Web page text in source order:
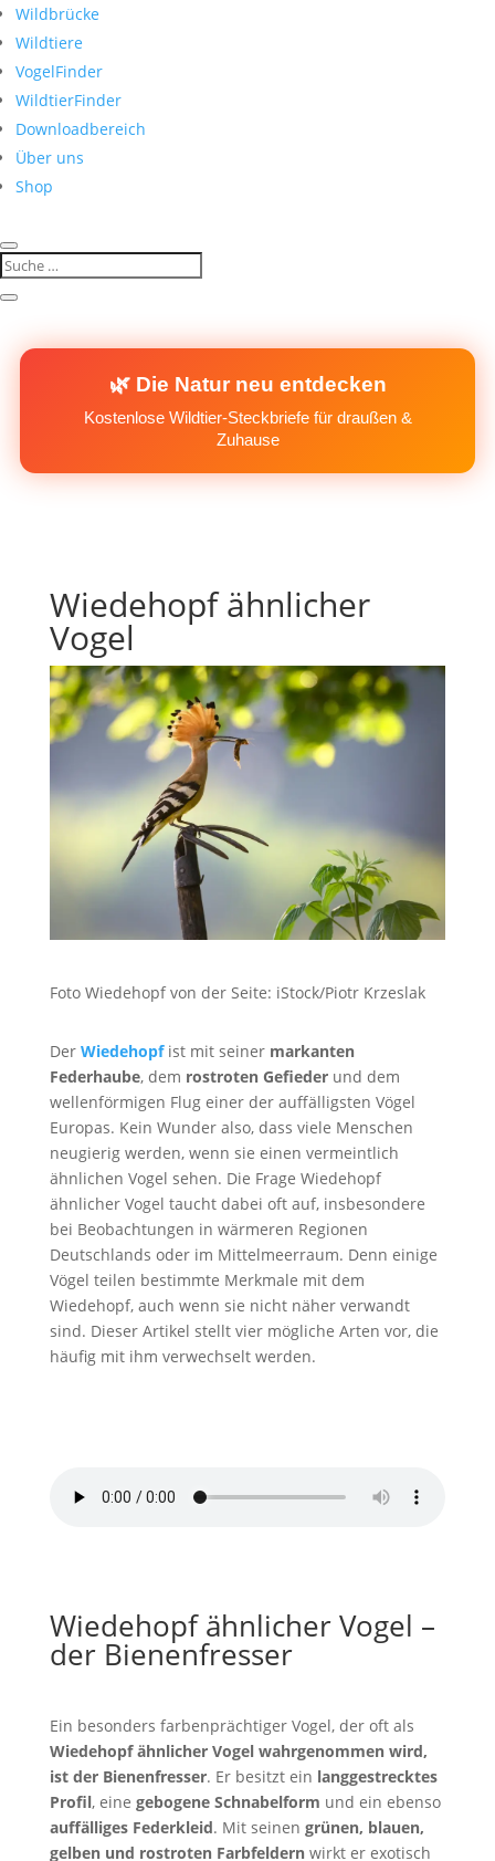
Wildbrücke
Wildtiere
VogelFinder
WildtierFinder
Downloadbereich
Über uns
Shop
🌿 Die Natur neu entdecken
Kostenlose Wildtier-Steckbriefe für draußen &
Zuhause
Wiedehopf ähnlicher
Vogel
Foto Wiedehopf von der Seite: iStock/Piotr Krzeslak
Der Wiedehopf ist mit seiner markanten
Federhaube, dem rostroten Gefiederund dem
wellenförmigen Flug einer der auffälligsten Vögel
Europas. Kein Wunder also, dass viele Menschen
neugierig werden, wenn sie einen vermeintlich
ähnlichen Vogel sehen. Die Frage Wiedehopf
ähnlicher Vogel taucht dabei oft auf, insbesondere
bei Beobachtungen in wärmeren Regionen
Deutschlands oder im Mittelmeerraum. Denn einige
Vögel teilen bestimmte Merkmale mit dem
Wiedehopf, auch wenn sie nicht näher verwandt
sind. Dieser Artikel stellt vier mögliche Arten vor, die
häufig mit ihm verwechselt werden.
Wiedehopf ähnlicher Vogel –
der Bienenfresser
Ein besonders farbenprächtiger Vogel, der oft als
Wiedehopf ähnlicher Vogel wahrgenommen wird,
ist der Bienenfresser. Er besitzt ein langgestrecktes
Profil, eine gebogene Schnabelform und ein ebenso
auffälliges Federkleid. Mit seinen grünen, blauen,
gelben und rostroten Farbfeldernwirkt er exotisch